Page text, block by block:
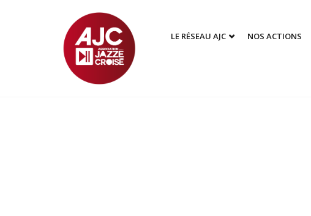
LE RÉSEAU AJC NOS ACTIONS